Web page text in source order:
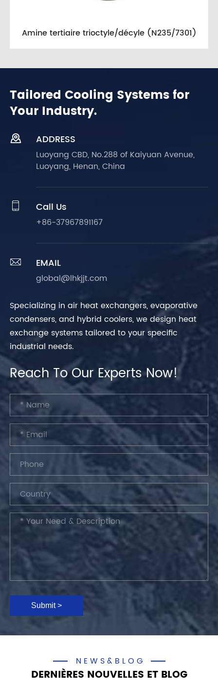
Amine tertiaire trioctyle/décyle (N235/7301)
Tailored Cooling Systems for
Your Industry.
 ADDRESS
Luoyang CBD, No.288 of Kaiyuan Avenue,
Luoyang, Henan, China
 Call Us
+86-37967891167
 EMAIL
global@lhkjjt.com
Specializing in air heat exchangers, evaporative
condensers, and hybrid coolers, we design heat
exchange systems tailored to your specific
industrial needs.
Reach To Our Experts Now!
Submit >
NEWS&BLOG
DERNIÈRES NOUVELLES ET BLOG